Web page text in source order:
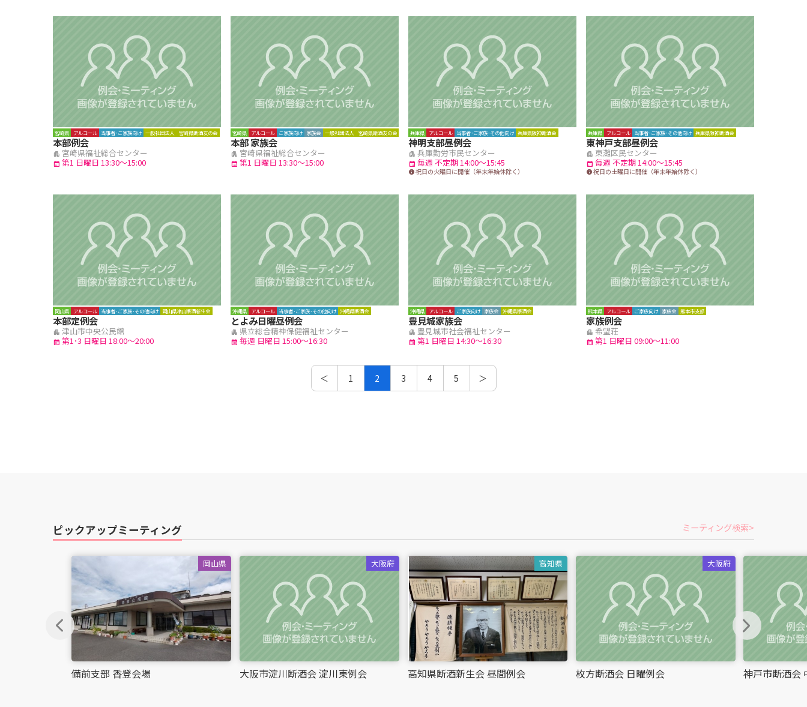
宮崎県 アルコール 当事者･ご家族向け 一般社団法人 宮崎県断酒友の会
本部例会
apartment 宮崎県福祉総合センター
calendar_month 第1 日曜日 13:30～15:00
宮崎県 アルコール ご家族向け 家族会 一般社団法人 宮崎県断酒友の会
本部 家族会
apartment 宮崎県福祉総合センター
calendar_month 第1 日曜日 13:30～15:00
兵庫県 アルコール 当事者･ご家族･その他向け 兵庫県阪神断酒会
神明支部昼例会
apartment 兵庫勤労市民センター
calendar_month 毎週 不定期 14:00～15:45
info祝日の火曜日に開催（年末年始休除く）
兵庫県 アルコール 当事者･ご家族･その他向け 兵庫県阪神断酒会
東神戸支部昼例会
apartment 東灘区民センター
calendar_month 毎週 不定期 14:00～15:45
info祝日の土曜日に開催（年末年始休除く）
岡山県 アルコール 当事者･ご家族･その他向け 岡山県津山断酒新生会
本部定例会
apartment 津山市中央公民館
calendar_month 第1･3 日曜日 18:00～20:00
沖縄県 アルコール 当事者･ご家族･その他向け 沖縄県断酒会
とよみ日曜昼例会
apartment 県立総合精神保健福祉センター
calendar_month 毎週 日曜日 15:00～16:30
沖縄県 アルコール ご家族向け 家族会 沖縄県断酒会
豊見城家族会
apartment 豊見城市社会福祉センター
calendar_month 第1 日曜日 14:30～16:30
熊本県 アルコール ご家族向け 家族会 熊本市支部
家族例会
apartment 希望荘
calendar_month 第1 日曜日 09:00～11:00
＜ 1 2 3 4 5 ＞
ピックアップミーティング ミーティング検索
岡山県
備前支部 香登会場
大阪府
大阪市淀川断酒会 淀川東例会
高知県
高知県断酒新生会 昼間例会
大阪府
枚方断酒会 日曜例会 神戸市断酒会
chevron_left chevron_right